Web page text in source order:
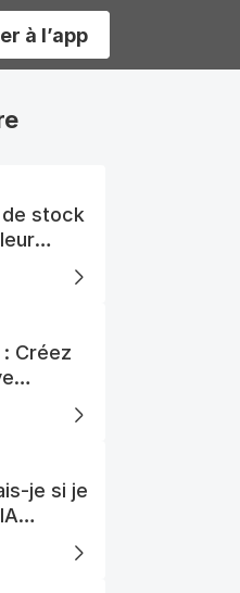
à l’app
stock
AI
Créez
je si je